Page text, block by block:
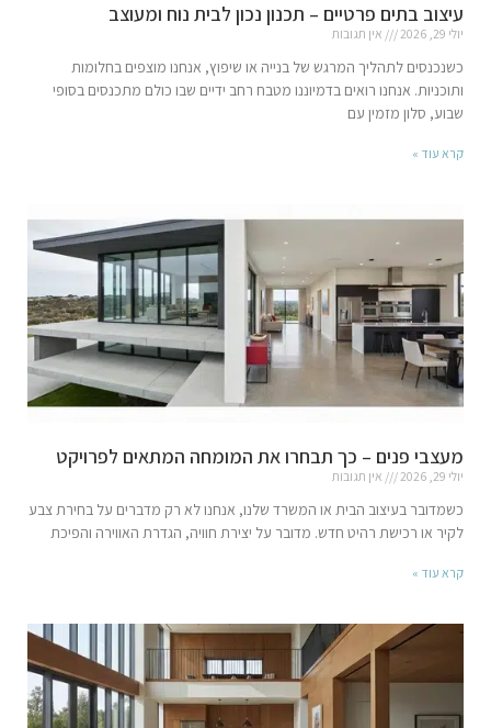
עיצוב בתים פרטיים – תכנון נכון לבית נוח ומעוצב
יולי 29, 2026 אין תגובות
כשנכנסים לתהליך המרגש של בנייה או שיפוץ, אנחנו מוצפים בחלומות
ותוכניות. אנחנו רואים בדמיוננו מטבח רחב ידיים שבו כולם מתכנסים בסופי
שבוע, סלון מזמין עם
קרא עוד »
מעצבי פנים – כך תבחרו את המומחה המתאים לפרויקט
יולי 29, 2026 אין תגובות
כשמדובר בעיצוב הבית או המשרד שלנו, אנחנו לא רק מדברים על בחירת צבע
לקיר או רכישת רהיט חדש. מדובר על יצירת חוויה, הגדרת האווירה והפיכת
קרא עוד »